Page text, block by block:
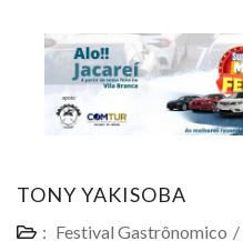
TONY YAKISOBA
: Festival Gastrônomico /